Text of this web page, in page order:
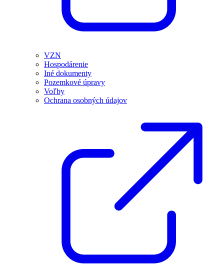
VZN
Hospodárenie
Iné dokumenty
Pozemkové úpravy
Voľby
Ochrana osobných údajov